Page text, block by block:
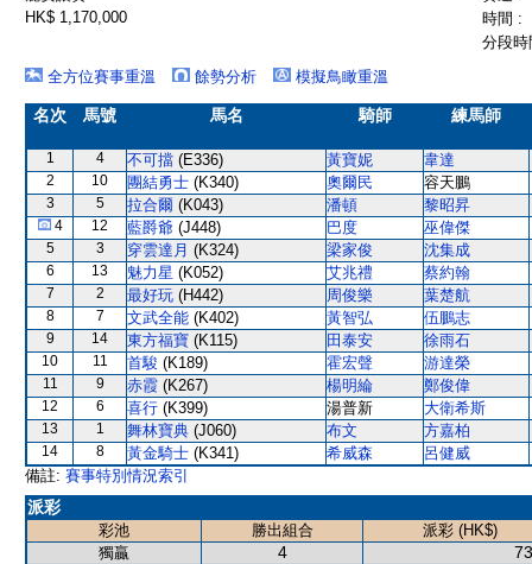
HK$ 1,170,000
時間 :
分段
全方位賽事重溫
餘勢分析 模擬鳥瞰重溫
名次 馬號 馬名 騎師 練馬師
1 4 不可擋 (E336) 黃寶妮 韋達
2 10 團結勇士 (K340) 奧爾民 容天鵬
3 5 拉合爾 (K043) 潘頓 黎昭昇
4 12 藍爵爺 (J448) 巴度 巫偉傑
5 3 穿雲達月 (K324) 梁家俊 沈集成
6 13 魅力星 (K052) 艾兆禮 蔡約翰
7 2 最好玩 (H442) 周俊樂 葉楚航
8 7 文武全能 (K402) 黃智弘 伍鵬志
9 14 東方福寶 (K115) 田泰安 徐雨石
10 11 首駿 (K189) 霍宏聲 游達榮
11 9 赤霞 (K267) 楊明綸 鄭俊偉
12 6 喜行 (K399) 湯普新 大衛希斯
13 1 舞林寶典 (J060) 布文 方嘉柏
14 8 黃金騎士 (K341) 希威森
呂健威
備註: 賽事特別情況索引
派彩
彩池 勝出組合
派彩 (HK$)
獨贏
4